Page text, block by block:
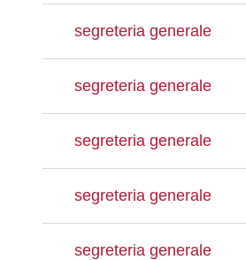
segreteria generale
segreteria generale
segreteria generale
segreteria generale
segreteria generale